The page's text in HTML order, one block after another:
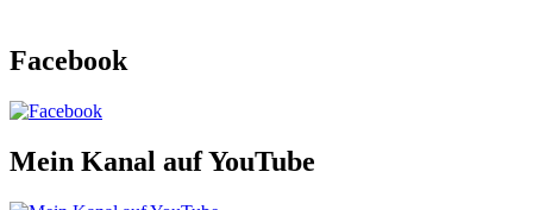
Facebook
Mein Kanal auf YouTube